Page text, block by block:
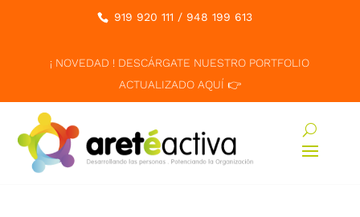
919 920 111 / 948 199 613
¡ NOVEDAD ! DESCÁRGATE NUESTRO PORTFOLIO
ACTUALIZADO AQUÍ 👉